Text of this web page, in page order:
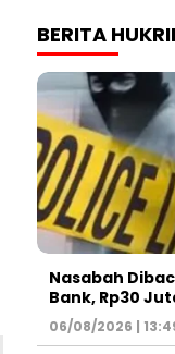
BERITA
Nasabah
Bank, Rp30
06/08/2026 |